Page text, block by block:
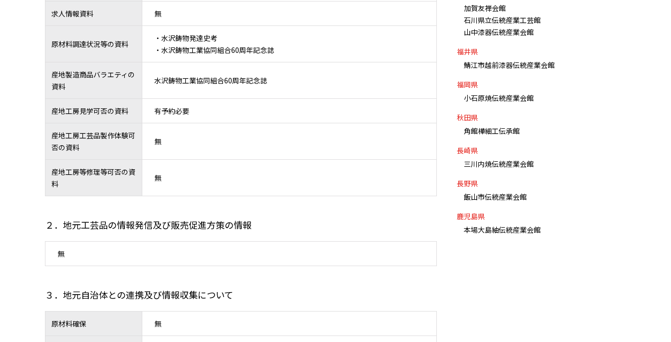
求人情報資料 無
原材料調達状況等の資料
・水沢鋳物発達史考
・水沢鋳物工業協同組合60周年記念誌
産地製造商品バラエティの
資料
水沢鋳物工業協同組合60周年記念誌
産地工房見学可否の資料 有予約必要
産地工房工芸品製作体験可
否の資料
無
産地工房等修理等可否の資
料
無
２．地元工芸品の情報発信及び販売促進方策の情報
無
３．地元自治体との連携及び情報収集について
原材料確保 無
加賀友禅会館
石川県立伝統産業工芸館
山中漆器伝統産業会館
福井県
鯖江市越前漆器伝統産業会館
福岡県
小石原焼伝統産業会館
秋田県
角館樺細工伝承館
長崎県
三川内焼伝統産業会館
長野県
飯山市伝統産業会館
鹿児島県
本場大島紬伝統産業会館